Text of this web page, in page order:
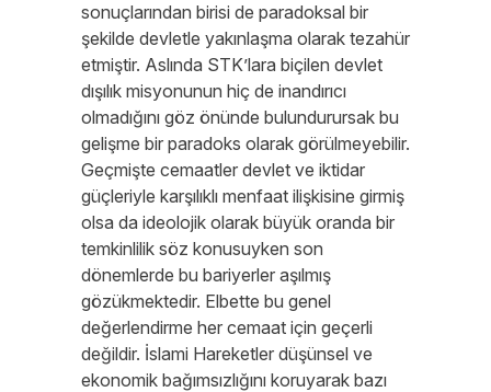
sonuçlarından birisi de paradoksal bir
şekilde devletle yakınlaşma olarak tezahür
etmiştir. Aslında STK’lara biçilen devlet
dışılık misyonunun hiç de inandırıcı
olmadığını göz önünde bulundurursak bu
gelişme bir paradoks olarak görülmeyebilir.
Geçmişte cemaatler devlet ve iktidar
güçleriyle karşılıklı menfaat ilişkisine girmiş
olsa da ideolojik olarak büyük oranda bir
temkinlilik söz konusuyken son
dönemlerde bu bariyerler aşılmış
gözükmektedir. Elbette bu genel
değerlendirme her cemaat için geçerli
değildir. İslami Hareketler düşünsel ve
ekonomik bağımsızlığını koruyarak bazı